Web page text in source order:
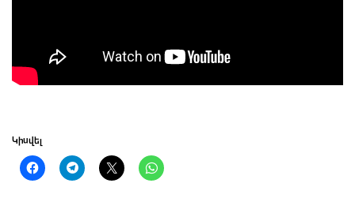
Կիսվել